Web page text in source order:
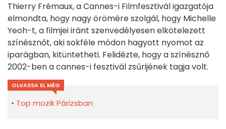
Thierry Frémaux, a Cannes-i Filmfesztivál igazgatója
elmondta, hogy nagy örömére szolgál, hogy Michelle
Yeoh-t, a filmjei iránt szenvedélyesen elkötelezett
színésznőt, aki sokféle módon hagyott nyomot az
iparágban, kitüntetheti. Felidézte, hogy a színésznő
2002-ben a cannes-i fesztivál zsűrijének tagja volt.
OLVASSA EL MÉG
Top mozik Párizsban